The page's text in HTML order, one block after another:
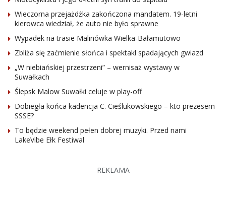
Wieczorna przejażdżka zakończona mandatem. 19-letni
kierowca wiedział, że auto nie było sprawne
Wypadek na trasie Malinówka Wielka-Bałamutowo
Zbliża się zaćmienie słońca i spektakl spadających gwiazd
„W niebiańskiej przestrzeni” – wernisaż wystawy w
Suwałkach
Ślepsk Malow Suwałki celuje w play-off
Dobiegła końca kadencja C. Cieślukowskiego – kto prezesem
SSSE?
To będzie weekend pełen dobrej muzyki. Przed nami
LakeVibe Ełk Festiwal
REKLAMA